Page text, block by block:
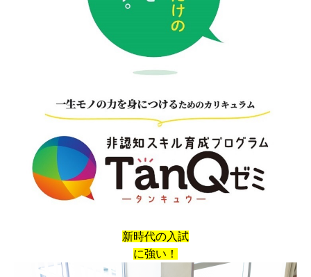
お電話でのお問い合わせはこちら
［月～金］10:00～22:00 / ［土日］10:00～19:00
新時代の入試
に強い！